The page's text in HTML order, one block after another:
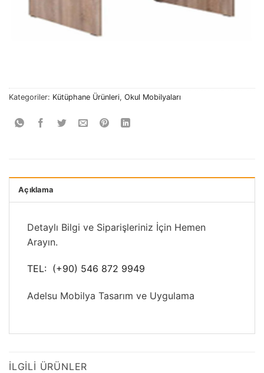
Kategoriler: Kütüphane Ürünleri, Okul Mobilyaları
Açıklama
Detaylı Bilgi ve Siparişleriniz İçin Hemen
Arayın.
TEL: (+90) 546 872 9949
Adelsu Mobilya Tasarım ve Uygulama
İLGILI ÜRÜNLER